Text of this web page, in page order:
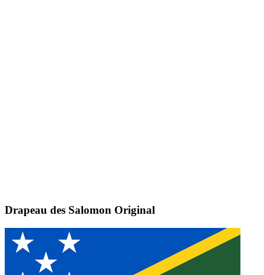
Drapeau des Salomon Original